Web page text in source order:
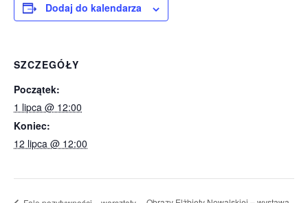
Dodaj do kalendarza
SZCZEGÓŁY
Początek:
1 lipca @ 12:00
Koniec:
12 lipca @ 12:00